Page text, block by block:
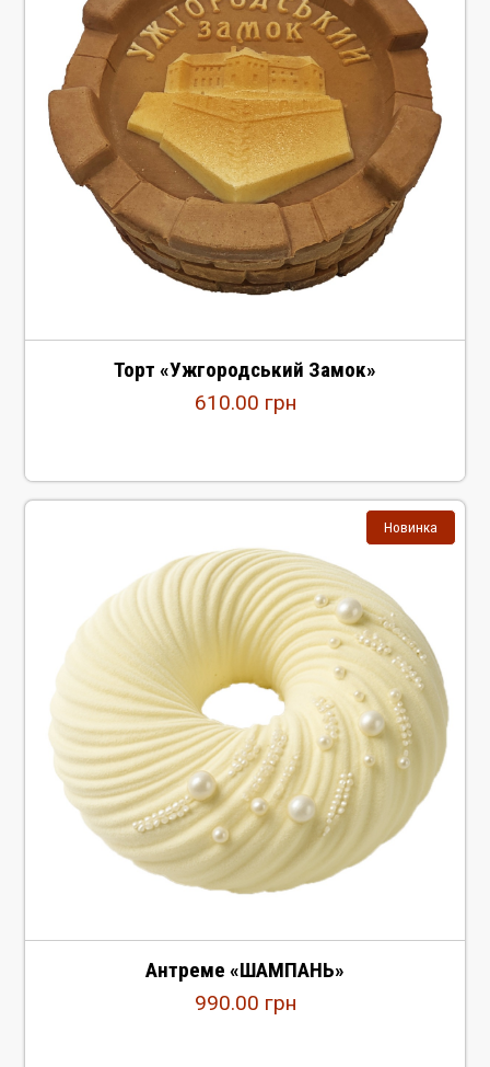
Торт «Ужгородський Замок»
610.00 грн
Новинка
Антреме «ШАМПАНЬ»
990.00 грн